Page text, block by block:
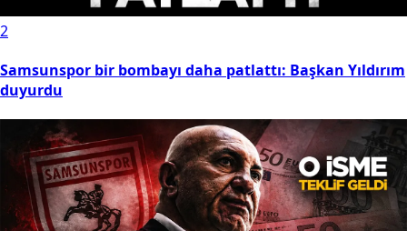
2
Samsunspor bir bombayı daha patlattı: Başkan Yıldırım
duyurdu